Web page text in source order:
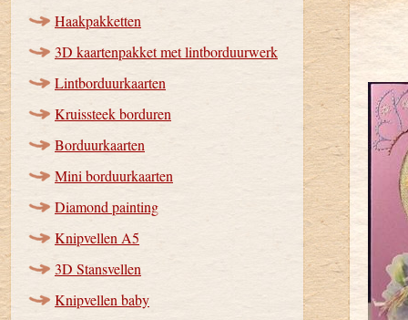
Haakpakketten
3D kaartenpakket met lintborduurwerk
Lintborduurkaarten
Kruissteek borduren
Borduurkaarten
Mini borduurkaarten
Diamond painting
Knipvellen A5
3D Stansvellen
Knipvellen baby